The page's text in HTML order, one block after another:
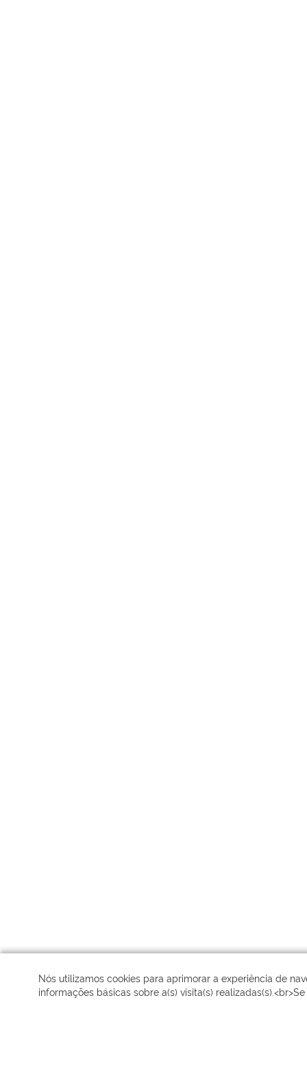
Nós utilizamos cookies para aprimorar a experiência de
informações básicas sobre a(s) visita(s)